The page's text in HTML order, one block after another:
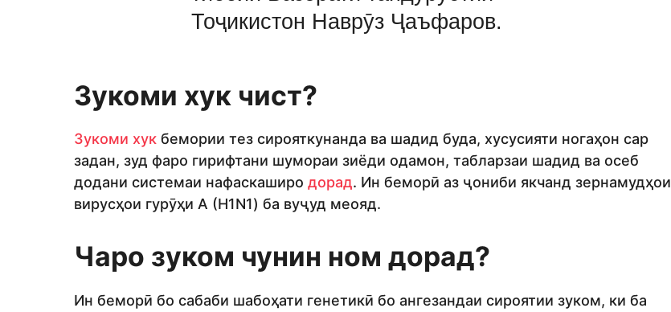
Тоҷикистон Наврӯз Ҷаъфаров.
Зукоми хук чист?
Зукоми хук бемории тез сирояткунанда ва шадид буда, хусусияти ногаҳон сар
задан, зуд фаро гирифтани шумораи зиёди одамон, табларзаи шадид ва осеб
додани системаи нафаскаширо дорад. Ин беморӣ аз ҷониби якчанд зернамудҳои
вирусҳои гурӯҳи А (H1N1) ба вуҷуд меояд.
Чаро зуком чунин ном дорад?
Ин беморӣ бо сабаби шабоҳати генетикӣ бо ангезандаи сироятии зуком, ки ба